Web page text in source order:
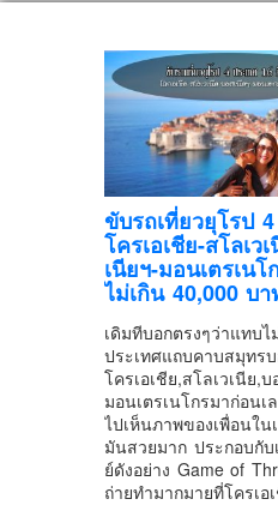
ขับรถเที่ยวยุโรป
โครเอเชีย-สโลเว
เนียฯ-มอนเตรเน
ไม่เกิน 40,000 บ
เดิมทีบอกตรงๆว่าแทบไ
ประเทศแถบคาบสมุทร
โครเอเชีย,สโลเวเนีย,
มอนเตรเนโกรมาก่อน
ไปเห็นภาพของเพื่อนใ
มันสวยมาก ประกอบกั
ย์ดังอย่าง Game of
ถ่ายทำมากมายที่โครเอ